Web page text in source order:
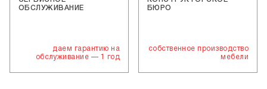
ОБСЛУЖИВАНИЕ
даем гарантию на
обслуживание — 1 год
БЮРО
собственное производство
мебели